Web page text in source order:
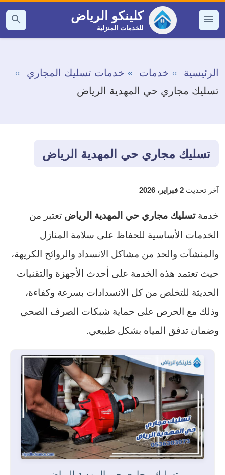
التجاوز
إلى القائمة
كلينكو الرياض
للخدمات المنزلية
بحث
عن
الرئيسية خدمات
خدمات تسليك المجاري
تسليك مجاري حي المهدية الرياض
تسليك مجاري حي المهدية الرياض
آخر تحديث 2 فبراير، 2026
خدمةتسليك مجاري حي المهدية الرياض تعتبر من
الخدمات الأساسية للحفاظ على سلامة المنازل
والمنشآت والحد من مشاكل الانسداد والروائح الكريهة،
حيث تعتمد هذه الخدمة على أحدث الأجهزة والتقنيات
الحديثة للتخلص من كل الانسدادات بسرعة وكفاءة،
وذلك مع الحرص على حماية شبكات الصرف الصحي
وضمان تدفق المياه بشكل طبيعي.